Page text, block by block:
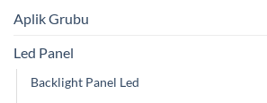
Aplik Grubu
Led Panel
Backlight Panel Led